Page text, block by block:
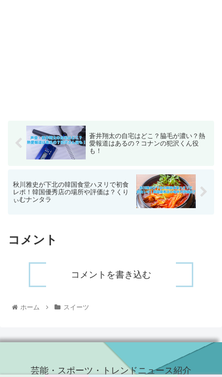
蒼井翔太の自宅はどこ？脇毛が濃い？熱
愛報道はあるの？コナンの犯沢くん役
も！
秋川雅史が下北の韓国食堂ハヌリで初食
レポ！韓国優秀店の場所や評価は？くり
ぃむナンタラ
コメント
コメントを書き込む
ホーム スイーツ
芸能・スポーツ・トレンドニュース紹介